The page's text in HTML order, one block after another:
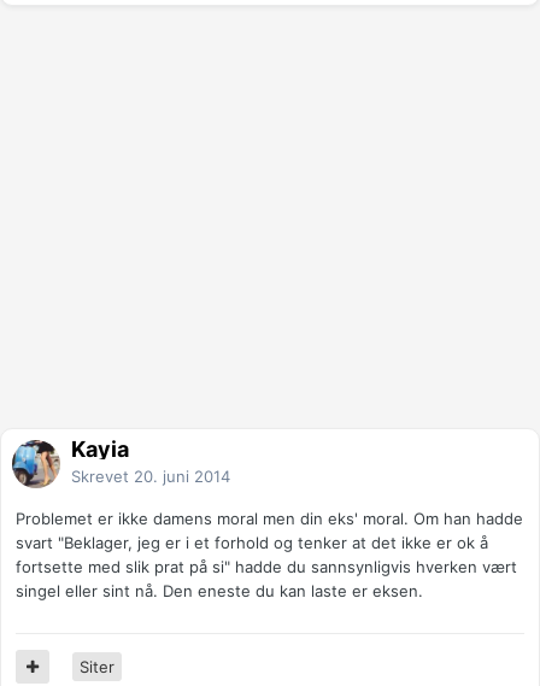
Kayia
Skrevet 20. juni 2014
Problemet er ikke damens moral men din eks' moral. Om han hadde
svart "Beklager, jeg er i et forhold og tenker at det ikke er ok å
fortsette med slik prat på si" hadde du sannsynligvis hverken vært
singel eller sint nå. Den eneste du kan laste er eksen.
Siter